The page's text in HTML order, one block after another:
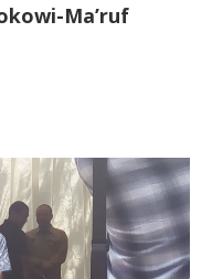
Ma’ruf